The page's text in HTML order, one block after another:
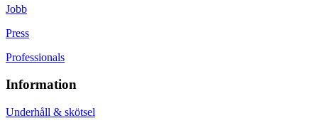
Jobb
Press
Professionals
Information
Underhåll & skötsel